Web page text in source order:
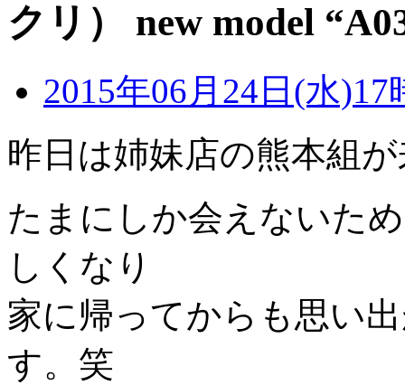
クリ） new model
2015年06月24日(水)17
昨日は姉妹店の熊本組
たまにしか会えないた
しくなり
家に帰ってからも思い
す。笑